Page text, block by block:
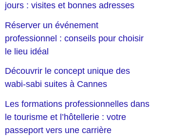
jours : visites et bonnes adresses
Réserver un événement
professionnel : conseils pour choisir
le lieu idéal
Découvrir le concept unique des
wabi-sabi suites à Cannes
Les formations professionnelles dans
le tourisme et l’hôtellerie : votre
passeport vers une carrière